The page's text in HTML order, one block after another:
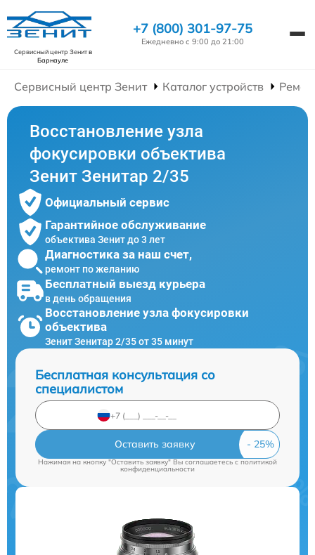
Сервисный центр Зенитв
Барнауле
+7 (800) 301-97-75
Ежедневно с 9:00 до 21:00
Сервисный центр Зенит Каталог устройств
Восстановление узла
фокусировки объектива
Зенит Зенитар 2/35
Официальный сервис
Гарантийное обслуживание
объектива Зенит до 3 лет
Диагностика за наш счет,
ремонт по желанию
Бесплатный выезд курьера
в день обращения
Восстановление узла фокусировки
объектива
Зенит Зенитар 2/35 от 35 минут
Бесплатная консультация со
специалистом
Оставить заявку
Нажимая на кнопку "Оставить заявку" Вы соглашаетесь cполитикой
конфиденциальности